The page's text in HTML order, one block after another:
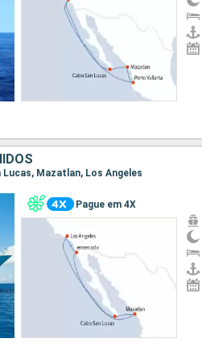
Lucas, Mazatlan, Los Angeles
Pague em 4X